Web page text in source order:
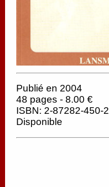
Publié en 2004
48 pages - 8.00 €
ISBN: 2-87282-450-2
Disponible